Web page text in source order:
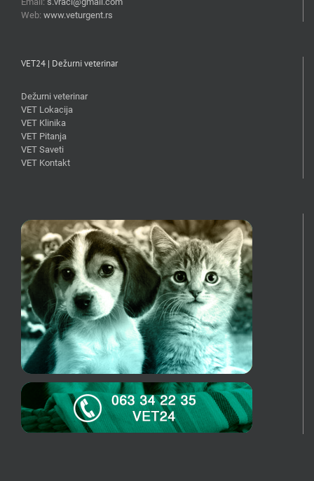
Web: www.veturgent.rs
VET24 | Dežurni veterinar
Dežurni veterinar
VET Lokacija
VET Klinika
VET Pitanja
VET Saveti
VET Kontakt